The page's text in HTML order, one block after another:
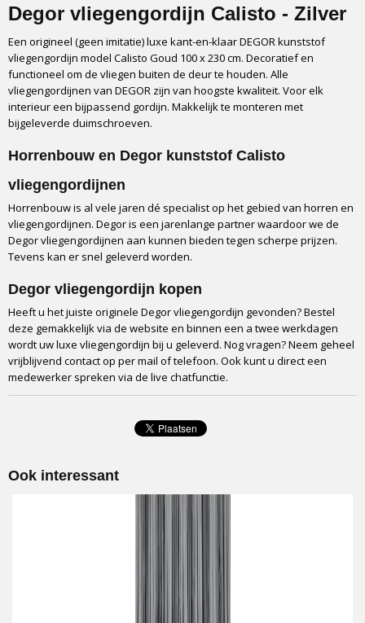
Productcode leverancier
8785875102494
Degor vliegengordijn Calisto - Zilver
Een origineel (geen imitatie) luxe kant-en-klaar DEGOR kunststof
vliegengordijn model Calisto Goud 100 x 230 cm. Decoratief en
functioneel om de vliegen buiten de deur te houden. Alle
vliegengordijnen van DEGOR zijn van hoogste kwaliteit. Voor elk
interieur een bijpassend gordijn. Makkelijk te monteren met
bijgeleverde duimschroeven.
Horrenbouw en Degor kunststof Calisto
vliegengordijnen
Horrenbouw is al vele jaren dé specialist op het gebied van horren en
vliegengordijnen. Degor is een jarenlange partner waardoor we de
Degor vliegengordijnen aan kunnen bieden tegen scherpe prijzen.
Tevens kan er snel geleverd worden.
Degor vliegengordijn kopen
Heeft u het juiste originele Degor vliegengordijn gevonden? Bestel
deze gemakkelijk via de website en binnen een a twee werkdagen
wordt uw luxe vliegengordijn bij u geleverd. Nog vragen? Neem geheel
vrijblijvend contact op per mail of telefoon. Ook kunt u direct een
medewerker spreken via de live chatfunctie.
Ook interessant